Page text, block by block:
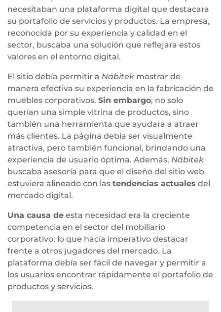
necesitaban una plataforma digital que destacara
su portafolio de servicios y productos. La empresa,
reconocida por su experiencia y calidad en el
sector, buscaba una solución que reflejara estos
valores en el entorno digital.
El sitio debía permitir a Nábitek mostrar de
manera efectiva su experiencia en la fabricación de
muebles corporativos. Sin embargo, no solo
querían una simple vitrina de productos, sino
también una herramienta que ayudara a atraer
más clientes. La página debía ser visualmente
atractiva, pero también funcional, brindando una
experiencia de usuario óptima. Además, Nábitek
buscaba asesoría para que el diseño del sitio web
estuviera alineado con las tendencias actuales del
mercado digital.
Una causa de esta necesidad era la creciente
competencia en el sector del mobiliario
corporativo, lo que hacía imperativo destacar
frente a otros jugadores del mercado. La
plataforma debía ser fácil de navegar y permitir a
los usuarios encontrar rápidamente el portafolio de
productos y servicios.